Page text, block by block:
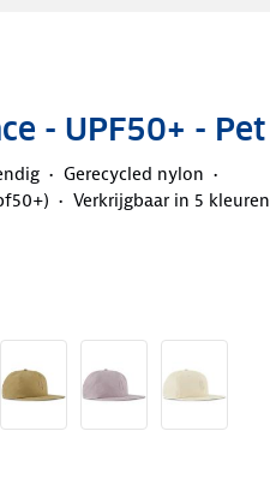
- UPF50+ - Pet
Gerecycled nylon
Verkrijgbaar in 5 kleuren